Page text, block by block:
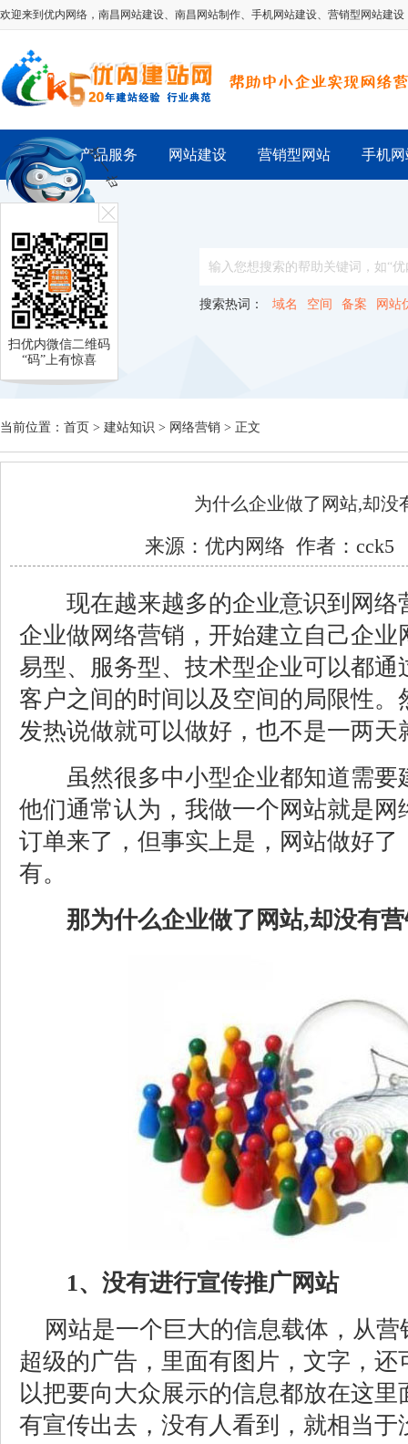
欢迎来到优内网络， 南昌网站建设、 南昌网站制作、 手机网站建设、 营销型网站建设
首 页 产品服务 网站建设 营销型网站 手机
搜索热词： 域名 空间 备案 网站
当前位置： 首页 > 建站知识 > 网络营销 > 正文
为什么企业做了网站,却没
来源： 优内网络 作者：cck5
现在越来越多的企业意识到网络
企业做网络营销，开始建立自己企
易型、服务型、技术型企业可以都
客户之间的时间以及空间的局限性
发热说做就可以做好，也不是一两
虽然很多中小型企业都知道需要
他们通常认为，我做一个网站就是
订单来了，但事实上是，网站做好
有。
那为什么企业做了网站,却没有
1、没有进行宣传推广网站
网站是一个巨大的信息载体，从营
超级的广告，里面有图片，文字，
以把要向大众展示的信息都放在这
有宣传出去，没有人看到，就相当
扫优内微信二维码
“码”上有惊喜